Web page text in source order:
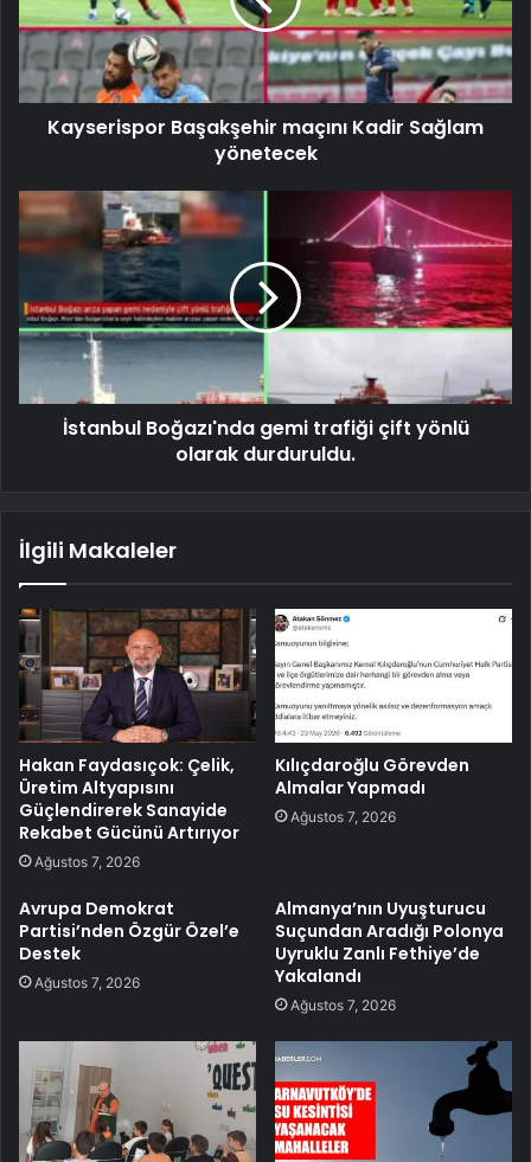
Kayserispor Başakşehir maçını Kadir Sağlam
yönetecek
İstanbul Boğazı'nda gemi trafiği çift yönlü
olarak durduruldu.
İlgili Makaleler
Hakan Faydasıçok: Çelik,
Üretim Altyapısını
Güçlendirerek Sanayide
Rekabet Gücünü Artırıyor
Ağustos 7, 2026
Kılıçdaroğlu Görevden
Almalar Yapmadı
Ağustos 7, 2026
Avrupa Demokrat
Partisi’nden Özgür Özel’e
Destek
Ağustos 7, 2026
Almanya’nın Uyuşturucu
Suçundan Aradığı Polonya
Uyruklu Zanlı Fethiye’de
Yakalandı
Ağustos 7, 2026